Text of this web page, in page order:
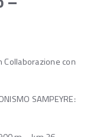
Collaborazione con
SAMPEYRE: